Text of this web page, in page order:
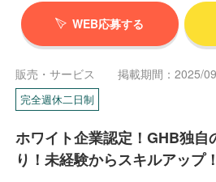
WEB応募する
販売・サービス 掲載期間：2025/
完全週休二日制
ホワイト企業認定！GHB独自
り！未経験からスキルアップ！